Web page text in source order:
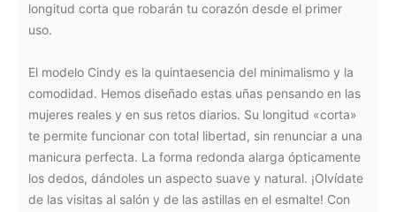
longitud corta que robarán tu corazón desde el primer
uso.
El modelo Cindy es la quintaesencia del minimalismo y la
comodidad. Hemos diseñado estas uñas pensando en las
mujeres reales y en sus retos diarios. Su longitud «corta»
te permite funcionar con total libertad, sin renunciar a una
manicura perfecta. La forma redonda alarga ópticamente
los dedos, dándoles un aspecto suave y natural. ¡Olvídate
de las visitas al salón y de las astillas en el esmalte! Con